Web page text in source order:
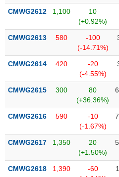
dõi
đặc
Không
ký
Danh
ETF
tiết
CMWG2612 1,100
10
(+0.92%)
CMWG2613 580
-100
(-14.71%)
CMWG2614 420
-20
(-4.55%)
CMWG2615 300
80
(+36.36%)
CMWG2616 590
-10
(-1.67%)
CMWG2617 1,350
20
(+1.50%)
CMWG2618 1,390
-60
CỤ
TƯ
XUẤT
TIN
(-)